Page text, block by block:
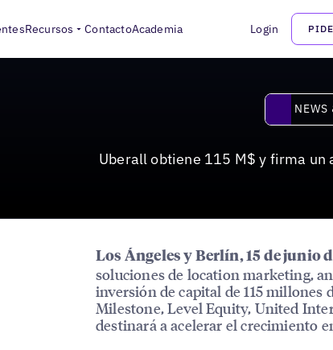
Recursos ContactoAcademia Login
115 M$ y firma un acuerdo para adquirir MomentFeed
NEWS
Uberall obtiene 115 M$ y firma un
Los Ángeles y Berlín, 15 de junio
soluciones de location marketing,
inversión de capital de 115 millones
Milestone, Level Equity, United
destinará a acelerar el crecimiento